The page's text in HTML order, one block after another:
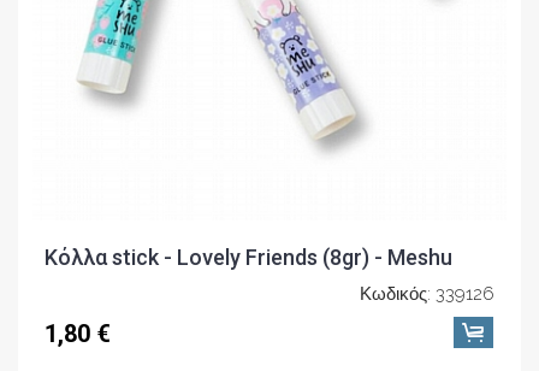
Κόλλα stick - Lovely Friends (8gr) - Meshu
Κωδικός: 339126
1,80 €